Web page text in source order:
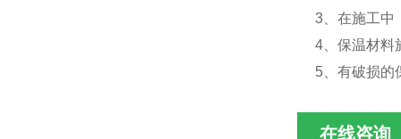
3、在施工中
4、保温材料
5、有破损的
在线咨询